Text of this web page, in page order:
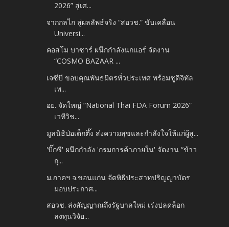
2026” สู่เศ...
จากกลไก สู่ผลลัพธ์จริง “สอวช.” ขับเคลื่อน
Universi...
คอสโม บาซาร์ ผนึกกำลังนกแอร์ จัดงาน
“COSMO BAZAAR ...
เจซีบี ขอบคุณพันธมิตรทั่วประเทศ พร้อมชูดิจิทัล
เพ...
อย. จัดใหญ่ “National Thai FDA Forum 2026”
เวทีวิช...
มูลนิธิป่อเต็กตึ๊ง ส่งความสุขและกำลังใจให้แก่ผู้สู...
'บิ๊กซี' ผนึกกำลัง 'กรมการค้าภายใน' จัดงาน “ข้าว
ถุ...
ม.ภาคฯ จ.ขอนแก่น จัดพิธีประสาทปริญญาบัตร
มอบประกาศ...
สอวช. ส่งสัญญาณถึงรัฐบาลใหม่ เร่งปลดล็อก
ลงทุนวิจัย...